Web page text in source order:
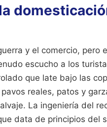
y el comercio, pero
escucho a los
que late bajo las
reales, patos y
La ingeniería del
data de principios del